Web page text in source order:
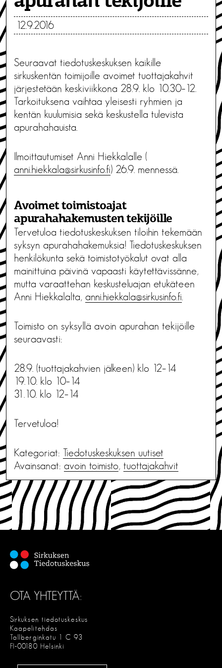
12.9.2016
Seuraavat tiedotuskeskuksen kaikille
sirkuskentän toimijoille avoimet tuottajakahvit
järjestetään keskiviikkona 28.9. klo 10.30–12.
Tarkoituksena vaihtaa yleisesti ryhmien ja
kentän kuulumisia sekä keskustella tulevista
apurahahauista.
Ilmoittautumiset Anni Hiekkalalle (
anni.hiekkala@sirkusinfo.fi) 26.9. mennessä.
Avoimet toimistoajat
apurahahakemusten tekijöille
Tervetuloa tiedotuskeskuksen tiloihin tekemään
syksyn apurahahakemuksia! Tiedotuskeskuksen
henkilökunta sekä toimistotyökalut ovat alla
mainittuina päivinä vapaasti käytettävissänne,
mutta varaattehan keskusteluajan etukäteen
Anni Hiekkalalta, anni.hiekkala@sirkusinfo.fi
Toimisto on syksyllä avoin apurahan tekijöille
seuraavasti:
28.9. (tuottajakahvien jälkeen) klo 12–14
19.10. klo 10–14
31.10. klo 12–14
Tervetuloa!
Kategoriat: Tiedotus­keskuksen uutiset
Avainsanat: avoin toimisto, tuottajakahvit
OTA YHTEYTTÄ:
Sirkuksen tiedotuskeskus
Kaapelitehdas
Tallberginkatu 1 C 93
FI-00180 Helsinki